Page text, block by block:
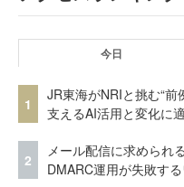
今日
1
JR東海がNRIと挑む“
支えるAI活用と変化に
2
メール配信に求められ
DMARC運用が失敗す